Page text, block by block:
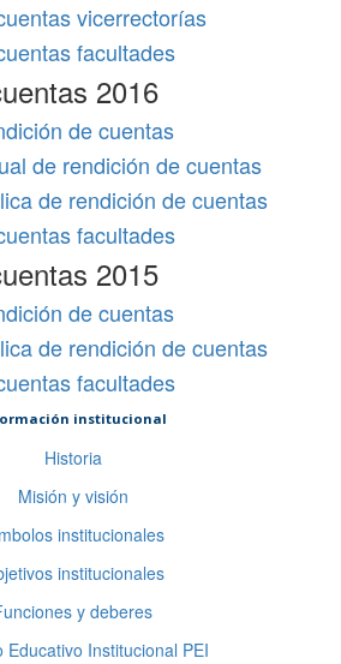
vicerrectorías
facultades
2016
de cuentas
de rendición de cuentas
de rendición de cuentas
facultades
2015
de cuentas
de rendición de cuentas
facultades
institucional
Historia
Misión y visión
institucionales
institucionales
y deberes
Educativo Institucional PEI